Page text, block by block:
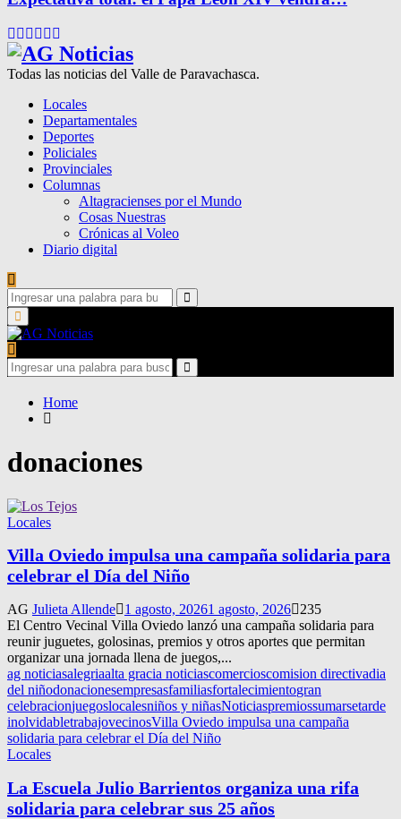
Facebook
Twitter
Instagram
Pinterest
Google
Todas las noticias del Valle de Paravachasca.
Locales
Departamentales
Deportes
Policiales
Provinciales
Columnas
Altagracienses por el Mundo
Cosas Nuestras
Crónicas al Voleo
Diario digital
Search
for:
Search
Primary
Menu
Search
for:
Search
Home
donaciones
Locales
Villa Oviedo impulsa una campaña solidaria para
celebrar el Día del Niño
AG Julieta Allende 1 agosto, 20261 agosto, 2026
235
El Centro Vecinal Villa Oviedo lanzó una campaña solidaria para
reunir juguetes, golosinas, premios y otros aportes que permitan
organizar una jornada llena de juegos,...
ag noticiasalegriaalta gracia noticiascomercioscomision directivadia
del niñodonacionesempresasfamiliasfortalecimientogran
celebracionjuegoslocalesniños y niñasNoticiaspremiossumarsetarde
inolvidabletrabajovecinosVilla Oviedo impulsa una campaña
solidaria para celebrar el Día del Niño
Locales
La Escuela Julio Barrientos organiza una rifa
solidaria para celebrar sus 25 años